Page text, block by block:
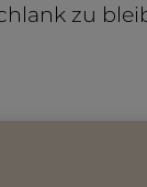
zu